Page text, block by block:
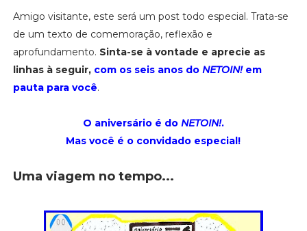
Amigo visitante, este será um post todo especial. Trata-se
de um texto de comemoração, reflexão e
aprofundamento. Sinta-se à vontade e aprecie as
linhas à seguir, com os seis anos do NETOIN!em
pauta para você.
O aniversário é do NETOIN!.
Mas você é o convidado especial!
Uma viagem no tempo...